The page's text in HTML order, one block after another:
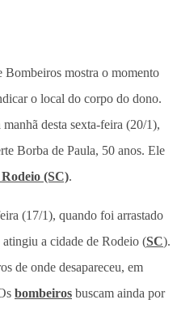
mostra o momento
o local do corpo do dono.
desta sexta-feira (20/1),
Borba de Paula, 50 anos. Ele
(SC).
(17/1), quando foi arrastado
a cidade de Rodeio (SC).
de onde desapareceu, em
bombeiros buscam ainda por